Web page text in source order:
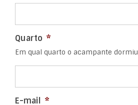
Quarto *
Em qual quarto o acampante dormiu
E-mail *